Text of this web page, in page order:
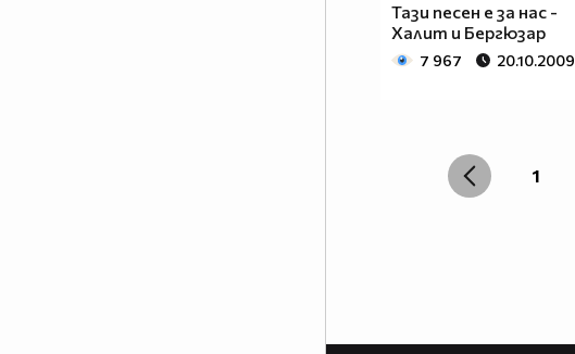
Тази песен е за нас -
Халит и Бергюзар
7 967 20.10.2009
1